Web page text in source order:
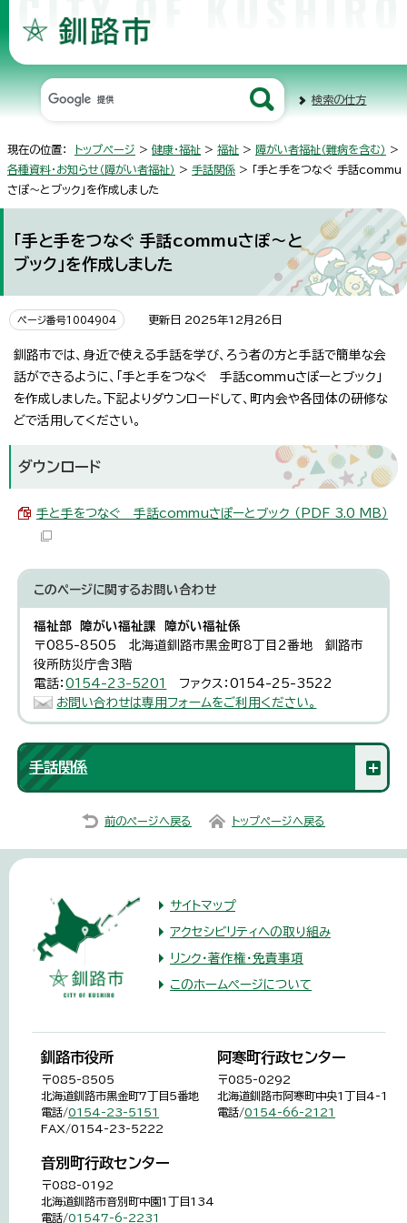
検索の仕方
現在の位置： トップページ > 健康・福祉 > 福祉 > 障がい者福祉（難病を含む） >
各種資料・お知らせ（障がい者福祉） > 手話関係 > 「手と手をつなぐ 手話commu
さぽ～とブック」を作成しました
「手と手をつなぐ 手話commuさぽ～と
ブック」を作成しました
ページ番号1004904 更新日 2025年12月26日
釧路市では、身近で使える手話を学び、ろう者の方と手話で簡単な会
話ができるように、「手と手をつなぐ 手話commuさぽーとブック」
を作成しました。下記よりダウンロードして、町内会や各団体の研修な
どで活用してください。
ダウンロード
手と手をつなぐ 手話commuさぽーとブック （PDF 3.0 MB）
このページに関するお問い合わせ
福祉部 障がい福祉課 障がい福祉係
〒085-8505 北海道釧路市黒金町8丁目2番地 釧路市
役所防災庁舎3階
電話：0154-23-5201
ファクス：0154-25-3522
お問い合わせは専用フォームをご利用ください。
手話関係
前のページへ戻る トップページへ戻る
サイトマップ
アクセシビリティへの取り組み
リンク・著作権・免責事項
このホームページについて
釧路市役所
〒085-8505
北海道釧路市黒金町7丁目5番地
電話/0154-23-5151
FAX/0154-23-5222
阿寒町行政センター
〒085-0292
北海道釧路市阿寒町中央1丁目4-1
電話/0154-66-2121
音別町行政センター
〒088-0192
北海道釧路市音別町中園1丁目134
電話/01547-6-2231